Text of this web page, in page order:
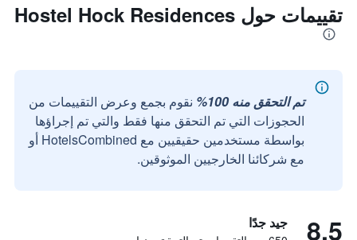
تقييمات حول Hostel Hock Residences
تم التحقق منه 100%
نقوم بجمع وعرض التقييمات من
الحجوزات التي تم التحقق منها فقط والتي تم إجراؤها
بواسطة مستخدمين حقيقيين مع HotelsCombined أو
مع شركائنا الخارجيين الموثوقين.
8.5 جيد جدًا